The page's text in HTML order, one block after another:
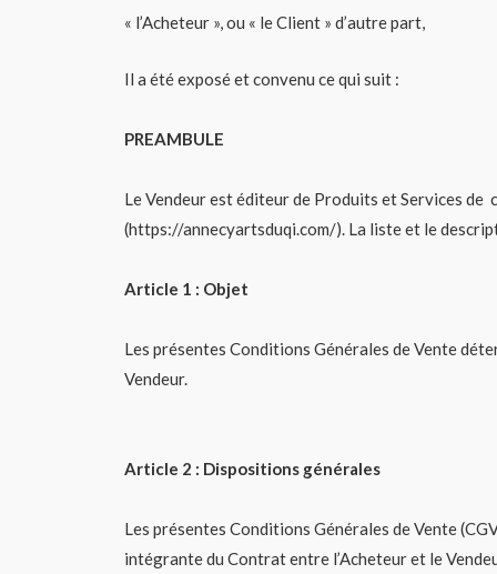
« l’Acheteur », ou « le Client » d’autre part,
Il a été exposé et convenu ce qui suit :
PREAMBULE
Le Vendeur est éditeur de Produits et Services de
(https://annecyartsduqi.com/). La liste et le
Article 1 : Objet
Les présentes Conditions Générales de Vente
Vendeur.
Article 2 : Dispositions générales
Les présentes Conditions Générales de Vente
intégrante du Contrat entre l’Acheteur et le